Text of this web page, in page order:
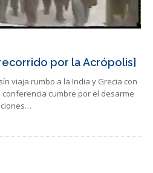
por la Acrópolis]
viaja rumbo a la India y Grecia con
cumbre por el desarme